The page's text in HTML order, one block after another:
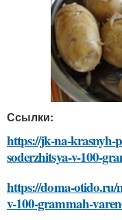
Ссылки:
https://jk-na-krasnyh-
soderzhitsya-v-100-
https://doma-otido.ru/
v-100-grammah-